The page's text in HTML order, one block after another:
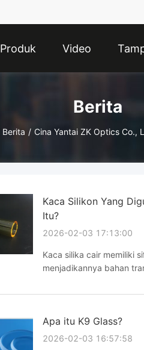
Produk Video
Berita
Berita / Cina Yantai ZK Optics Co.,
Kaca Silikon Yang
Itu?
2026-02-03 17:13:00
Kaca silika cair memiliki
menjadikannya bahan
Apa itu K9 Glass?
2026-02-03 16:57:58